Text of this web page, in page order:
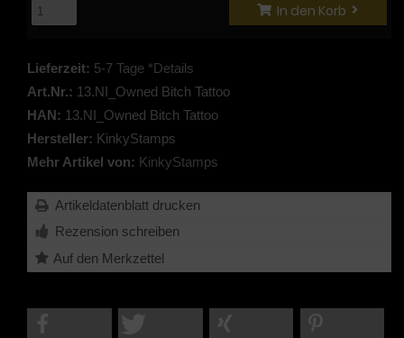
In den Korb
Lieferzeit: 5-7 Tage *Details
Art.Nr.: 13.NI_Owned Bitch Tattoo
HAN: 13.NI_Owned Bitch Tattoo
Hersteller: KinkyStamps
Mehr Artikel von: KinkyStamps
Artikeldatenblatt drucken
Rezension schreiben